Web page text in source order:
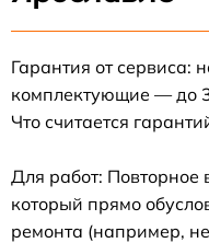
Гарантия от сервиса:
комплектующие — до
Что считается
Для работ: Повторное
который прямо
ремонта (например,